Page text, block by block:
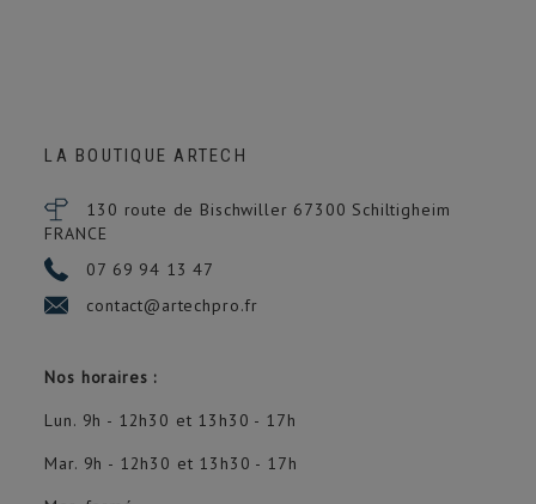
LA BOUTIQUE ARTECH
130 route de Bischwiller 67300 Schiltigheim
FRANCE
07 69 94 13 47
contact@artechpro.fr
Nos horaires :
Lun. 9h - 12h30 et 13h30 - 17h
Mar. 9h - 12h30 et 13h30 - 17h